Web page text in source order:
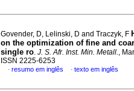
Govender, D, Lelinski, D and Traczyk, F
on the optimization of fine and
single ro. J. S. Afr. Inst. Min. Metall.,
ISSN 2225-6253
· resumo em inglês · texto em inglês